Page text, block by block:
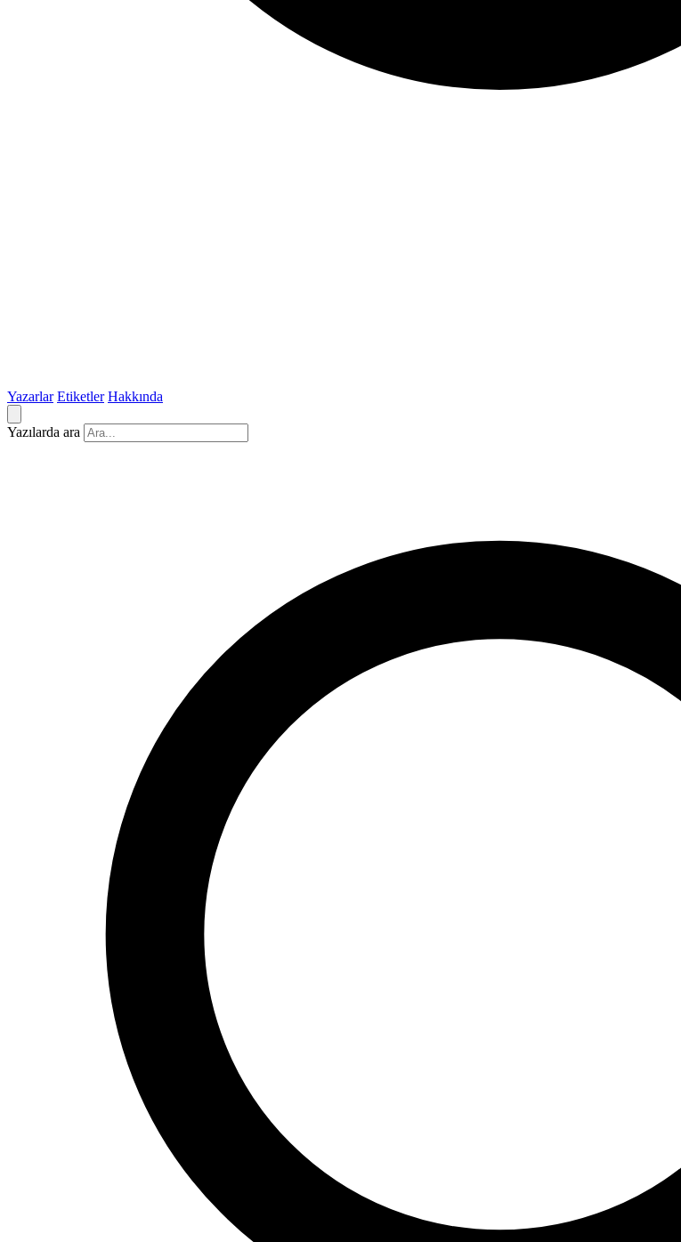
Yazarlar Etiketler Hakkında
Yazılarda ara